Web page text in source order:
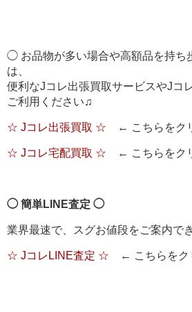
◯ お品物が多い場合や高額品を持ち
は、
便利なJコレ出張買取サービスやJコ
ご利用ください♫
☆ Jコレ出張買取 ☆ ← こちらをク
☆ Jコレ宅配買取 ☆ ← こちらをク
◯ 簡単LINE査定 ◯
業界最速で、スグお値段をご案内で
☆ JコレLINE査定 ☆ ← こちらをク